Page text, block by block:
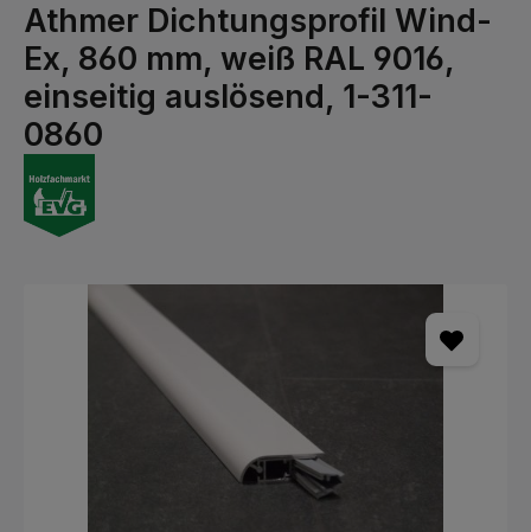
Athmer Dichtungsprofil Wind-
Ex, 860 mm, weiß RAL 9016,
einseitig auslösend, 1-311-
0860
Bildergalerie überspringen